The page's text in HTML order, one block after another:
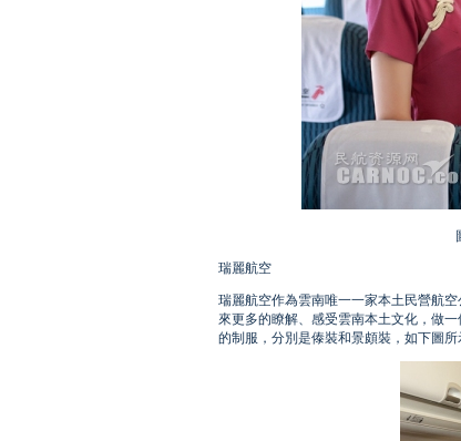
瑞麗航空
瑞麗航空作為雲南唯一一家本土民營航
來更多的瞭解、感受雲南本土文化，做
的制服，分別是傣裝和景頗裝，如下圖所